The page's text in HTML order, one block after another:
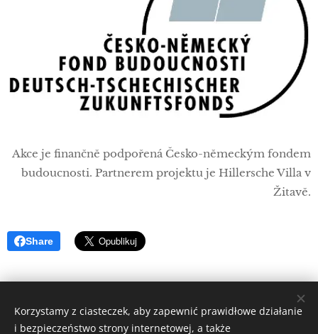
Akce je finančně podpořená Česko-německým fondem
budoucnosti. Partnerem projektu je Hillersche Villa v
Žitavě.
Share
Korzystamy z ciasteczek, aby zapewnić prawidłowe działanie
i bezpieczeństwo strony internetowej, a także